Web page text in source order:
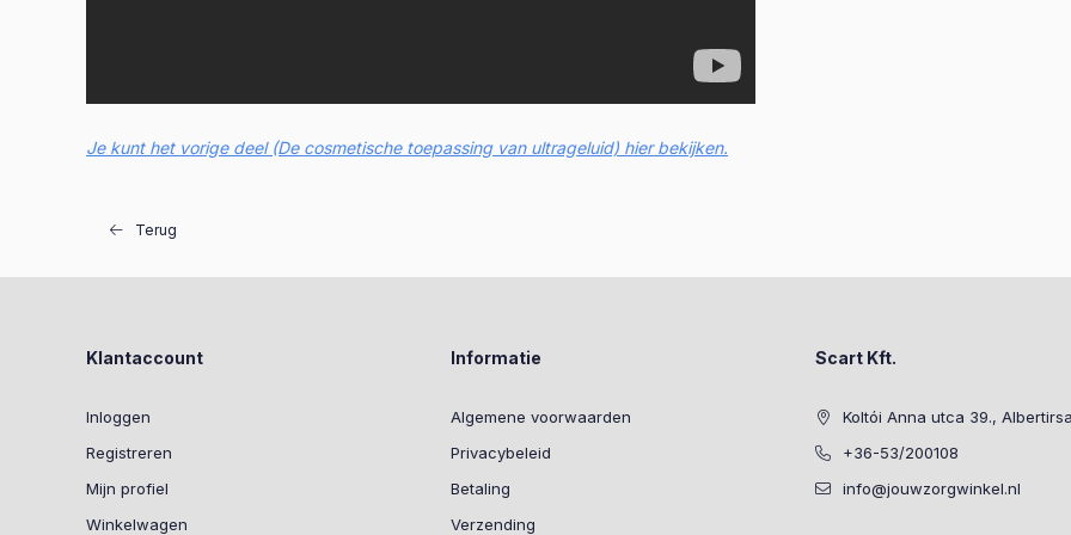
Je kunt het vorige deel (De cosmetische toepassing van ultrageluid) hier bekijken.
Terug
Klantaccount
Inloggen
Registreren
Mijn profiel
Winkelwagen
Informatie
Algemene voorwaarden
Privacybeleid
Betaling
Verzending
Scart Kft.
Koltói Anna utca 39.,
+36-53/200108
info@jouwzorgwinkel.nl